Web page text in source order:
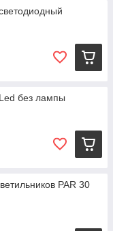
и
точно направить
создать
важные
регулировать
желаемого
без лампы
PAR 30